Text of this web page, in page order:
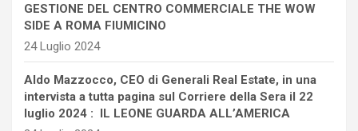
GESTIONE DEL CENTRO COMMERCIALE THE WOW
SIDE A ROMA FIUMICINO
24 Luglio 2024
Aldo Mazzocco, CEO di Generali Real Estate, in una
intervista a tutta pagina sul Corriere della Sera il 22
luglio 2024 : IL LEONE GUARDA ALL’AMERICA